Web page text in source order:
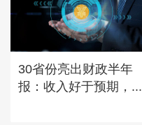
30省份亮出财政半年
报：收入好于预期，...